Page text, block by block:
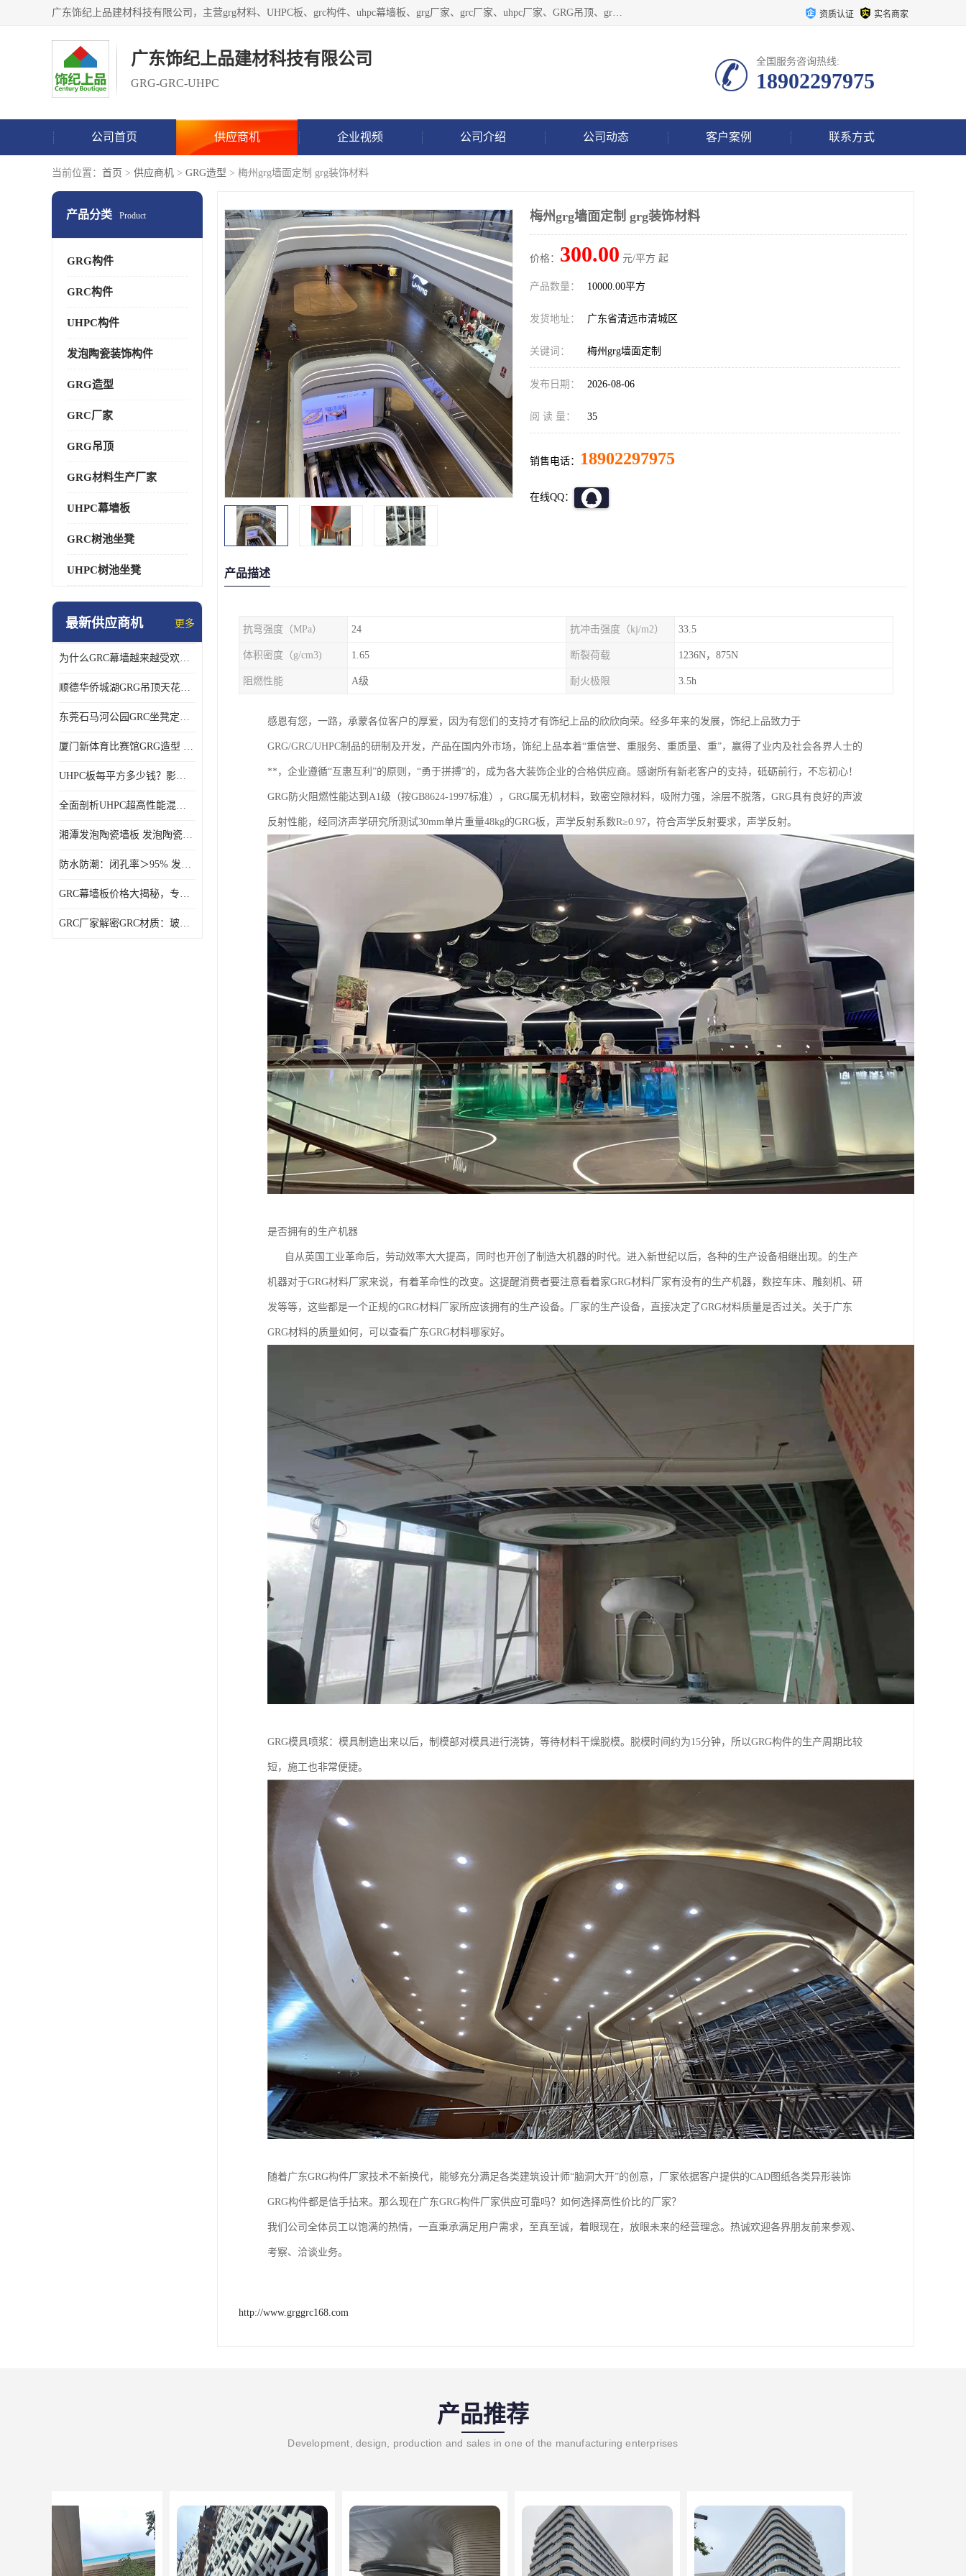
广东饰纪上品建材科技有限公司，主营grg材料、UHPC板、grc构件、uhpc幕墙板、grg厂家、grc厂家、uhpc厂家、GRG吊顶、grg石膏板、grg构件、外墙grc线条、grg造型、grg材料定制，uhpc高性能混凝土，uhpc构件，uhpc镂空挂板，grg材料生产厂家，广东grg厂家，广东grc厂家，联系方式*，2万平厂房，如果您对我公司的产品服务感兴趣，请联系我们。 资质认证 实名商家
广东饰纪上品建材科技有限公司
GRG-GRC-UHPC
全国服务咨询热线:
18902297975
公司首页 供应商机 企业视频 公司介绍 公司动态 客户案例 联系方式
当前位置： 首页 > 供应商机 > GRG造型 > 梅州grg墙面定制 grg装饰材料
产品分类 Product
GRG构件
GRC构件
UHPC构件
发泡陶瓷装饰构件
GRG造型
GRC厂家
GRG吊顶
GRG材料生产厂家
UHPC幕墙板
GRC树池坐凳
UHPC树池坐凳
最新供应商机 更多
为什么GRC幕墙越来越受欢迎？一起来了解GRC幕墙
顺德华侨城湖GRG吊顶天花GRG材料定制厂家饰纪上品
东莞石马河公园GRC坐凳定制选择广东饰纪上品GRC构件厂家
厦门新体育比赛馆GRG造型 GRG材料 广东GRG厂家
UHPC板每平方多少钱？影响价格的关键因素解析
全面剖析UHPC超高性能混凝土：优势显著，劣势何在？
湘潭发泡陶瓷墙板 发泡陶瓷装饰构件 轻质高强：密度低但抗压强度高
防水防潮：闭孔率＞95% 发泡陶瓷装饰构件 南阳发泡陶瓷厂家
GRC幕墙板价格大揭秘，专业厂家报价助您轻松掌控预算
GRC厂家解密GRC材质：玻璃纤维与水泥复合，创新建筑新选择
梅州grg墙面定制 grg装饰材料
价格： 300.00 元/平方 起
产品数量： 10000.00平方
发货地址： 广东省清远市清城区
关键词： 梅州grg墙面定制
发布日期： 2026-08-06
阅 读 量： 35
销售电话： 18902297975
在线QQ：
产品描述
抗弯强度（MPa） 24 抗冲击强度（kj/m2） 33.5
体积密度（g/cm3) 1.65 断裂荷载 1236N，875N
阻燃性能 A级 耐火极限 3.5h
感恩有您，一路，承蒙各位客户的厚爱，因为有您们的支持才有饰纪上品的欣欣向荣。经多年来的发展，饰纪上品致力于
GRG/GRC/UHPC制品的研制及开发，产品在国内外市场，饰纪上品本着“重信誉、重服务、重质量、重”，赢得了业内及社会各界人士的
**，企业遵循“互惠互利”的原则，“勇于拼搏”的，成为各大装饰企业的合格供应商。感谢所有新老客户的支持，砥砺前行，不忘初心！
GRG防火阻燃性能达到A1级（按GB8624-1997标准），GRG属无机材料，致密空隙材料，吸附力强，涂层不脱落，GRG具有良好的声波
反射性能，经同济声学研究所测试30mm单片重量48kg的GRG板，声学反射系数R≥0.97，符合声学反射要求，声学反射。
是否拥有的生产机器
自从英国工业革命后，劳动效率大大提高，同时也开创了制造大机器的时代。进入新世纪以后，各种的生产设备相继出现。的生产
机器对于GRG材料厂家来说，有着革命性的改变。这提醒消费者要注意看着家GRG材料厂家有没有的生产机器，数控车床、雕刻机、研
发等等，这些都是一个正规的GRG材料厂家所应该拥有的生产设备。厂家的生产设备，直接决定了GRG材料质量是否过关。关于广东
GRG材料的质量如何，可以查看广东GRG材料哪家好。
GRG模具喷浆：模具制造出来以后，制模部对模具进行浇铸，等待材料干燥脱模。脱模时间约为15分钟，所以GRG构件的生产周期比较
短，施工也非常便捷。
随着广东GRG构件厂家技术不新换代，能够充分满足各类建筑设计师“脑洞大开”的创意，厂家依据客户提供的CAD图纸各类异形装饰
GRG构件都是信手拈来。那么现在广东GRG构件厂家供应可靠吗？如何选择高性价比的厂家？
我们公司全体员工以饱满的热情，一直秉承满足用户需求，至真至诚，着眼现在，放眼未来的经营理念。热诚欢迎各界朋友前来参观、
考察、洽谈业务。
http://www.grggrc168.com
产品推荐
Development, design, production and sales in one of the manufacturing enterprises